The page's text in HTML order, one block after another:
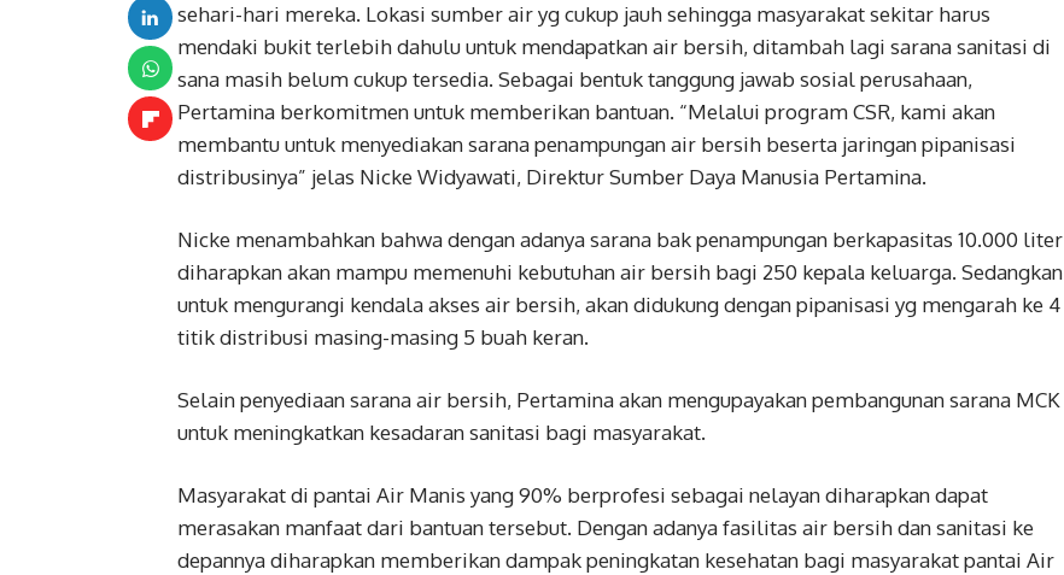
sehari-hari mereka. Lokasi sumber air yg cukup jauh sehingga masyarakat sekitar harus
mendaki bukit terlebih dahulu untuk mendapatkan air bersih, ditambah lagi sarana sanitasi di
sana masih belum cukup tersedia. Sebagai bentuk tanggung jawab sosial perusahaan,
Pertamina berkomitmen untuk memberikan bantuan. “Melalui program CSR, kami akan
membantu untuk menyediakan sarana penampungan air bersih beserta jaringan pipanisasi
distribusinya” jelas Nicke Widyawati, Direktur Sumber Daya Manusia Pertamina.
Nicke menambahkan bahwa dengan adanya sarana bak penampungan berkapasitas 10.000 liter
diharapkan akan mampu memenuhi kebutuhan air bersih bagi 250 kepala keluarga. Sedangkan
untuk mengurangi kendala akses air bersih, akan didukung dengan pipanisasi yg mengarah ke 4
titik distribusi masing-masing 5 buah keran.
Selain penyediaan sarana air bersih, Pertamina akan mengupayakan pembangunan sarana MCK
untuk meningkatkan kesadaran sanitasi bagi masyarakat.
Masyarakat di pantai Air Manis yang 90% berprofesi sebagai nelayan diharapkan dapat
merasakan manfaat dari bantuan tersebut. Dengan adanya fasilitas air bersih dan sanitasi ke
depannya diharapkan memberikan dampak peningkatan kesehatan bagi masyarakat pantai Air